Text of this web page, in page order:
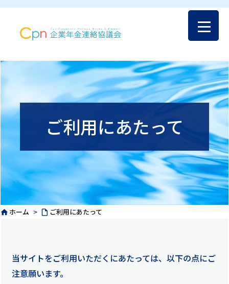
ご利用にあたって
ホーム >  ご利用にあたって
当サイトをご利用いただくにあたっては、以下の点にご
注意願います。